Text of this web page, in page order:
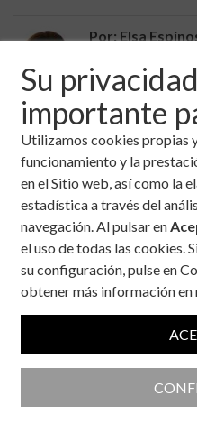
Su
importante
Utilizamos cookies propias
funcionamiento y la
en el Sitio web, así como la
estadística a través del
navegación. Al pulsar en
el uso de todas las cookies.
su configuración, pulse en
obtener más información en
Por: Elsa
Tenerife
Temas:
adolescentes ,Aspectos
Fecha:27 de junio, 2013
Los trastornos de la
problemas realmente serios
grave de la conducta con
salud. Los reconocidos por
trastornos mentales son:
Nerviosa (BN), Trastorno
especificados (que no
trastorno de la conducta
existen otros trastornos
Tanto en la AN como